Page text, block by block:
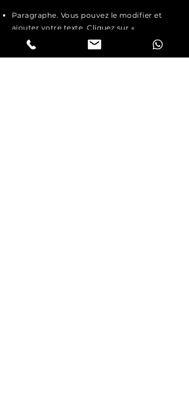
Paragraphe. Vous pouvez le modifier et
ajouter votre texte. Cliquez sur «
Modifier le texte » ou double-cliquez ici
pour ajouter votre contenu et